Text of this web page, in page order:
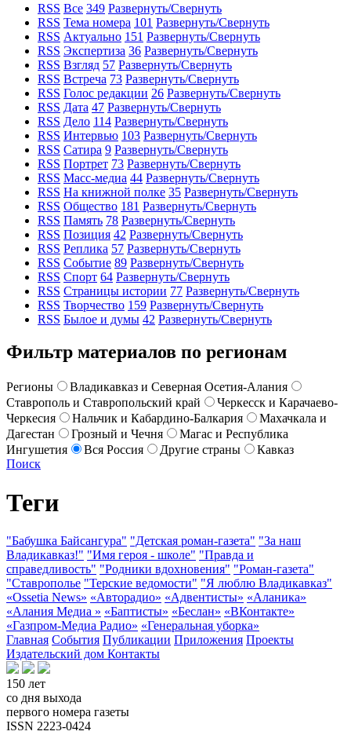
RSS Все 349 Развернуть/Свернуть
RSS Тема номера 101 Развернуть/Свернуть
RSS Актуально 151 Развернуть/Свернуть
RSS Экспертиза 36 Развернуть/Свернуть
RSS Взгляд 57 Развернуть/Свернуть
RSS Встреча 73 Развернуть/Свернуть
RSS Голос редакции 26 Развернуть/Свернуть
RSS Дата 47 Развернуть/Свернуть
RSS Дело 114 Развернуть/Свернуть
RSS Интервью 103 Развернуть/Свернуть
RSS Сатира 9 Развернуть/Свернуть
RSS Портрет 73 Развернуть/Свернуть
RSS Масс-медиа 44 Развернуть/Свернуть
RSS На книжной полке 35 Развернуть/Свернуть
RSS Общество 181 Развернуть/Свернуть
RSS Память 78 Развернуть/Свернуть
RSS Позиция 42 Развернуть/Свернуть
RSS Реплика 57 Развернуть/Свернуть
RSS Событие 89 Развернуть/Свернуть
RSS Спорт 64 Развернуть/Свернуть
RSS Страницы истории 77 Развернуть/Свернуть
RSS Творчество 159 Развернуть/Свернуть
RSS Былое и думы 42 Развернуть/Свернуть
Фильтр материалов по регионам
Регионы
Владикавказ и Северная Осетия-Алания
Ставрополь и Ставропольский край
Черкесск и Карачаево-
Черкесия
Нальчик и Кабардино-Балкария
Махачкала и
Дагестан
Грозный и Чечня
Магас и Республика
Ингушетия
Вся Россия Другие страны
Кавказ
Поиск
Теги
"Бабушка Байсангура" "Детская роман-газета" "За наш
Владикавказ!" "Имя героя - школе" "Правда и
справедливость" "Родники вдохновения" "Роман-газета"
"Ставрополье "Терские ведомости" "Я люблю Владикавказ"
«Ossetia News» «Авторадио» «Адвентисты» «Аланика»
«Алания Медиа » «Баптисты» «Беслан» «ВКонтакте»
«Газпром-Медиа Радио» «Генеральная уборка»
Главная События Публикации Приложения Проекты
Издательский дом Контакты
150 лет
со дня выхода
первого номера газеты
ISSN 2223-0424